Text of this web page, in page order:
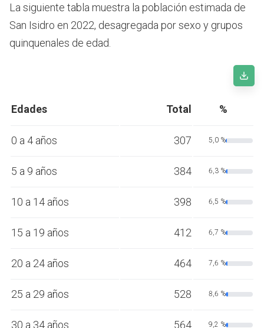
La siguiente tabla muestra la población estimada de
San Isidro en 2022, desagregada por sexo y grupos
quinquenales de edad.
Edades Total %
0 a 4 años 307 5,0 %
5 a 9 años 384 6,3 %
10 a 14 años 398 6,5 %
15 a 19 años 412 6,7 %
20 a 24 años 464 7,6 %
25 a 29 años 528 8,6 %
30 a 34 años 564 9,2 %